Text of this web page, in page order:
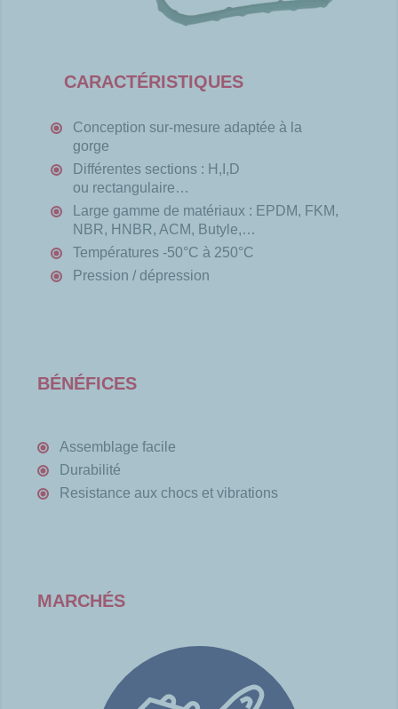
CARACTÉRISTIQUES
Conception sur-mesure adaptée à la
gorge
Différentes sections : H,I,D
ou rectangulaire…
Large gamme de matériaux : EPDM, FKM,
NBR, HNBR, ACM, Butyle,…
Températures -50°C à 250°C
Pression / dépression
BÉNÉFICES
Assemblage facile
Durabilité
Resistance aux chocs et vibrations
MARCHÉS